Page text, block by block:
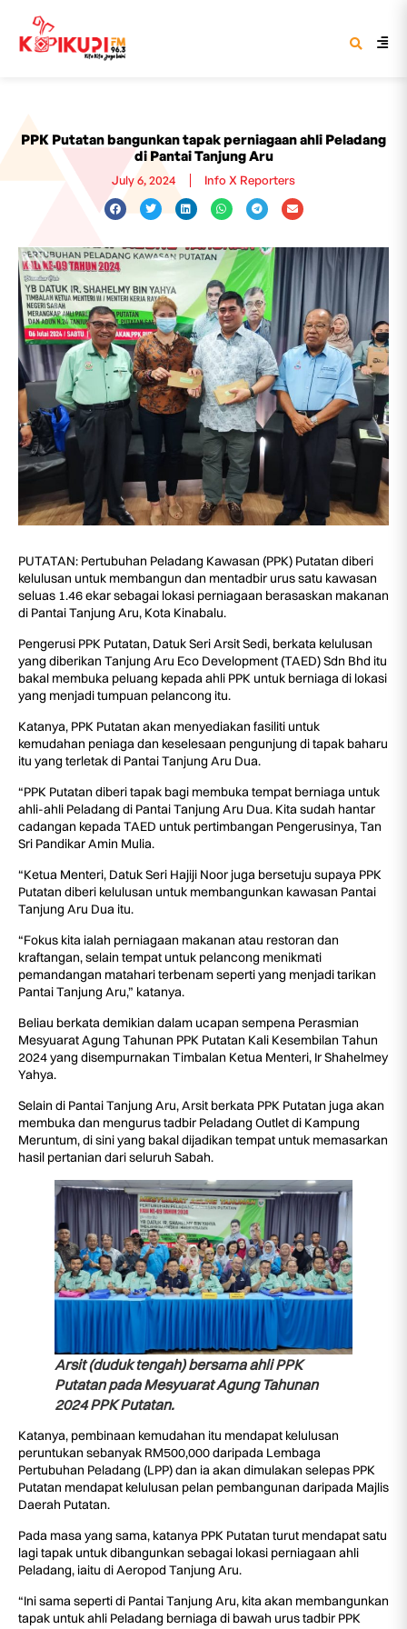
PPK Putatan bangunkan tapak perniagaan ahli Peladang
di Pantai Tanjung Aru
July 6, 2024 Info X Reporters
PUTATAN: Pertubuhan Peladang Kawasan (PPK) Putatan diberi
kelulusan untuk membangun dan mentadbir urus satu kawasan
seluas 1.46 ekar sebagai lokasi perniagaan berasaskan makanan
di Pantai Tanjung Aru, Kota Kinabalu.
Pengerusi PPK Putatan, Datuk Seri Arsit Sedi, berkata kelulusan
yang diberikan Tanjung Aru Eco Development (TAED) Sdn Bhd itu
bakal membuka peluang kepada ahli PPK untuk berniaga di lokasi
yang menjadi tumpuan pelancong itu.
Katanya, PPK Putatan akan menyediakan fasiliti untuk
kemudahan peniaga dan keselesaan pengunjung di tapak baharu
itu yang terletak di Pantai Tanjung Aru Dua.
“PPK Putatan diberi tapak bagi membuka tempat berniaga untuk
ahli-ahli Peladang di Pantai Tanjung Aru Dua. Kita sudah hantar
cadangan kepada TAED untuk pertimbangan Pengerusinya, Tan
Sri Pandikar Amin Mulia.
“Ketua Menteri, Datuk Seri Hajiji Noor juga bersetuju supaya PPK
Putatan diberi kelulusan untuk membangunkan kawasan Pantai
Tanjung Aru Dua itu.
“Fokus kita ialah perniagaan makanan atau restoran dan
kraftangan, selain tempat untuk pelancong menikmati
pemandangan matahari terbenam seperti yang menjadi tarikan
Pantai Tanjung Aru,” katanya.
Beliau berkata demikian dalam ucapan sempena Perasmian
Mesyuarat Agung Tahunan PPK Putatan Kali Kesembilan Tahun
2024 yang disempurnakan Timbalan Ketua Menteri, Ir Shahelmey
Yahya.
Selain di Pantai Tanjung Aru, Arsit berkata PPK Putatan juga akan
membuka dan mengurus tadbir Peladang Outlet di Kampung
Meruntum, di sini yang bakal dijadikan tempat untuk memasarkan
hasil pertanian dari seluruh Sabah.
Arsit (duduk tengah) bersama ahli PPK
Putatan pada Mesyuarat Agung Tahunan
2024 PPK Putatan.
Katanya, pembinaan kemudahan itu mendapat kelulusan
peruntukan sebanyak RM500,000 daripada Lembaga
Pertubuhan Peladang (LPP) dan ia akan dimulakan selepas PPK
Putatan mendapat kelulusan pelan pembangunan daripada Majlis
Daerah Putatan.
Pada masa yang sama, katanya PPK Putatan turut mendapat satu
lagi tapak untuk dibangunkan sebagai lokasi perniagaan ahli
Peladang, iaitu di Aeropod Tanjung Aru.
“Ini sama seperti di Pantai Tanjung Aru, kita akan membangunkan
tapak untuk ahli Peladang berniaga di bawah urus tadbir PPK